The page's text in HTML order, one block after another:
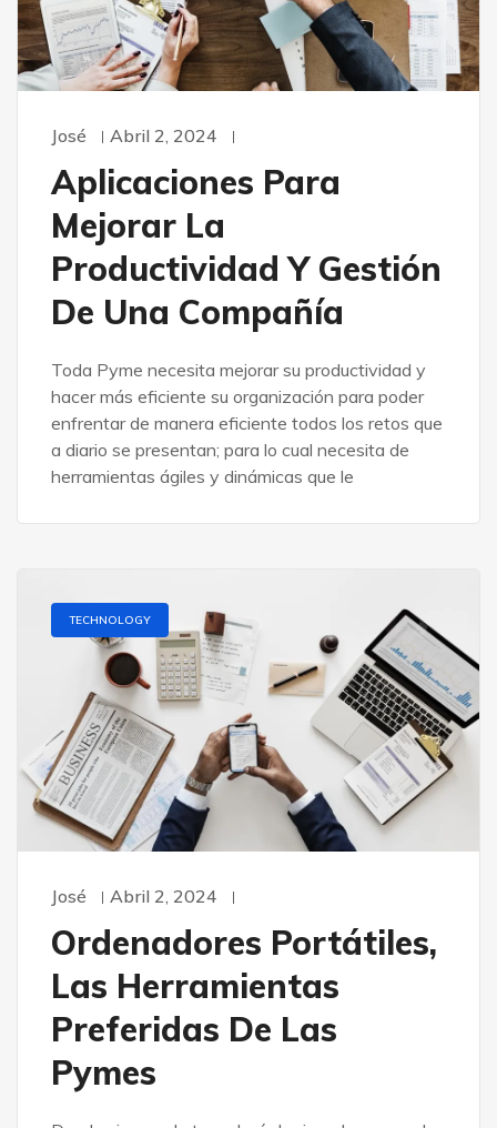
José Abril 2, 2024
Aplicaciones Para
Mejorar La
Productividad Y Gestión
De Una Compañía
Toda Pyme necesita mejorar su productividad y
hacer más eficiente su organización para poder
enfrentar de manera eficiente todos los retos que
a diario se presentan; para lo cual necesita de
herramientas ágiles y dinámicas que le
TECHNOLOGY
José Abril 2, 2024
Ordenadores Portátiles,
Las Herramientas
Preferidas De Las
Pymes